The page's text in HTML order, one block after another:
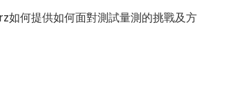
何提供如何面對測試量測的挑戰及方